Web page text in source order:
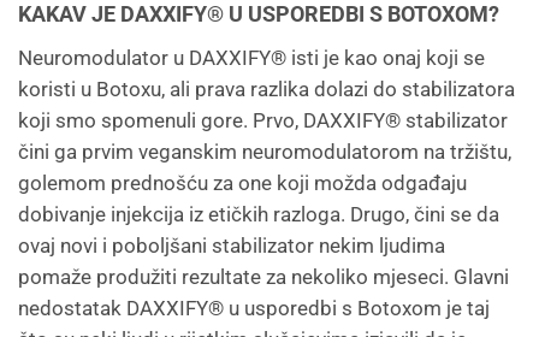
KAKAV JE DAXXIFY® U USPOREDBI S BOTOXOM?
Neuromodulator u DAXXIFY® isti je kao onaj koji se
koristi u Botoxu, ali prava razlika dolazi do stabilizatora
koji smo spomenuli gore. Prvo, DAXXIFY® stabilizator
čini ga prvim veganskim neuromodulatorom na tržištu,
golemom prednošću za one koji možda odgađaju
dobivanje injekcija iz etičkih razloga. Drugo, čini se da
ovaj novi i poboljšani stabilizator nekim ljudima
pomaže produžiti rezultate za nekoliko mjeseci. Glavni
nedostatak DAXXIFY® u usporedbi s Botoxom je taj